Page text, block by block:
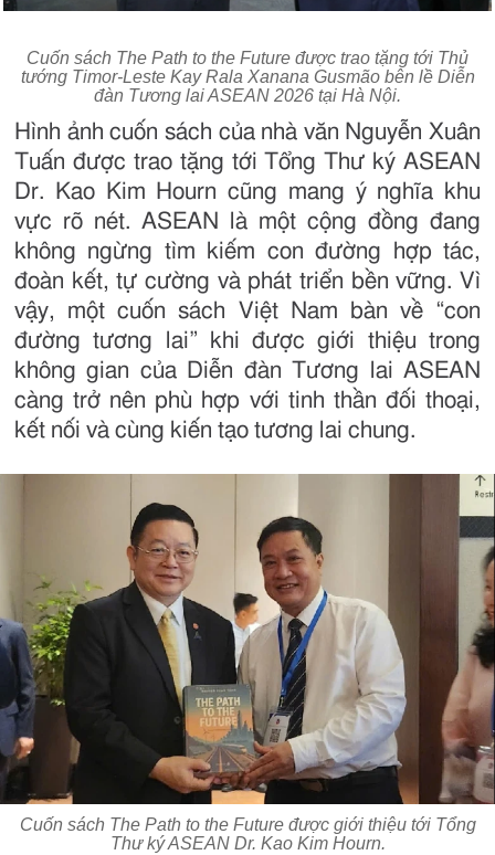
Cuốn sách The Path to the Future được trao tặng tới Thủ
tướng Timor-Leste Kay Rala Xanana Gusmão bên lề Diễn
đàn Tương lai ASEAN 2026 tại Hà Nội.
Hình ảnh cuốn sách của nhà văn Nguyễn Xuân
Tuấn được trao tặng tới Tổng Thư ký ASEAN
Dr. Kao Kim Hourn cũng mang ý nghĩa khu
vực rõ nét. ASEAN là một cộng đồng đang
không ngừng tìm kiếm con đường hợp tác,
đoàn kết, tự cường và phát triển bền vững. Vì
vậy, một cuốn sách Việt Nam bàn về “con
đường tương lai” khi được giới thiệu trong
không gian của Diễn đàn Tương lai ASEAN
càng trở nên phù hợp với tinh thần đối thoại,
kết nối và cùng kiến tạo tương lai chung.
Cuốn sách The Path to the Future được giới thiệu tới Tổng
Thư ký ASEAN Dr. Kao Kim Hourn.